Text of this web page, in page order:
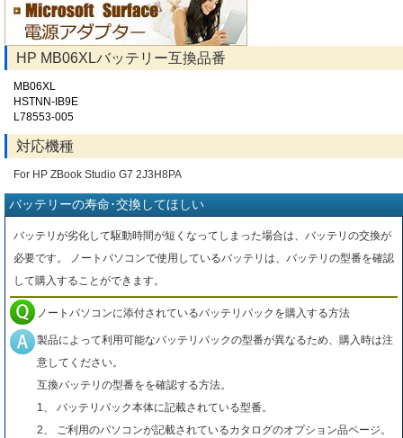
HP MB06XLバッテリー互換品番
MB06XL
HSTNN-IB9E
L78553-005
対応機種
For HP ZBook Studio G7 2J3H8PA
バッテリーの寿命･交換してほしい
バッテリが劣化して駆動時間が短くなってしまった場合は、バッテリの交換が
必要です。 ノートパソコンで使用しているバッテリは、バッテリの型番を確認
して購入することができます。
ノートパソコンに添付されているバッテリパックを購入する方法
製品によって利用可能なバッテリパックの型番が異なるため、購入時は注
意してください。
互換バッテリの型番をを確認する方法。
1、 バッテリパック本体に記載されている型番。
2、 ご利用のパソコンが記載されているカタログのオプション品ページ。